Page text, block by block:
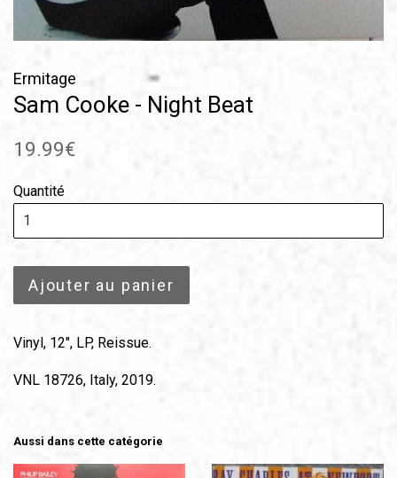
Ermitage
Sam Cooke - Night Beat
Prix
19.99€
Quantité
Ajouter au panier
Vinyl, 12", LP, Reissue.
VNL 18726, Italy, 2019.
Aussi dans cette catégorie